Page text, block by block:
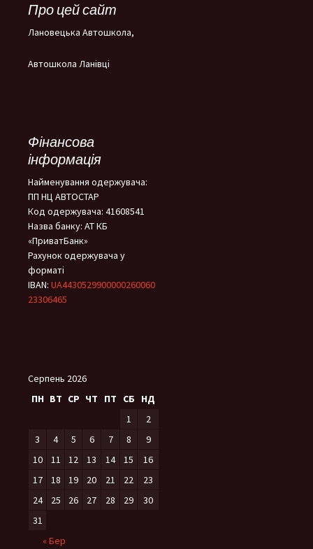
Про цей сайт
Лановецька Автошкола,
Автошкола Ланівці
Фінансова
інформація
Найменування одержувача:
ПП НЦ АВТОСТАР
Код одержувача: 41608541
Назва банку: АТ КБ
«ПриватБанк»
Рахунок одержувача у
форматі
IBAN: UA4430529900000260060
23306465
Серпень 2026
ПН ВТ СР ЧТ ПТ СБ
НД
1
2
3
4 5 6 7 8
9
10
11 12 13 14 15
16
17
18 19 20 21 22
23
24
25 26 27 28 29
30
31
« Бер